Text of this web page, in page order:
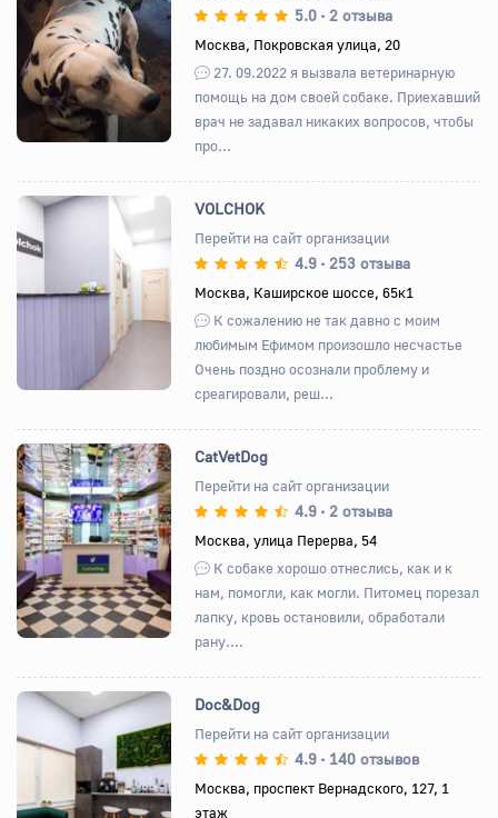
Назад Вперед
5.0 • 2 отзыва
Москва, Покровская улица, 20
27. 09.2022 я вызвала ветеринарную
помощь на дом своей собаке. Приехавший
врач не задавал никаких вопросов, чтобы
про...
Назад Вперед
VOLCHOK
Перейти на сайт организации
4.9 • 253 отзыва
Москва, Каширское шоссе, 65к1
К сожалению не так давно с моим
любимым Ефимом произошло несчастье
Очень поздно осознали проблему и
среагировали, реш...
Назад Вперед
CatVetDog
Перейти на сайт организации
4.9 • 2 отзыва
Москва, улица Перерва, 54
К собаке хорошо отнеслись, как и к
нам, помогли, как могли. Питомец порезал
лапку, кровь остановили, обработали
рану....
Назад Вперед
Doc&Dog
Перейти на сайт организации
4.9 • 140 отзывов
Москва, проспект Вернадского, 127, 1
этаж